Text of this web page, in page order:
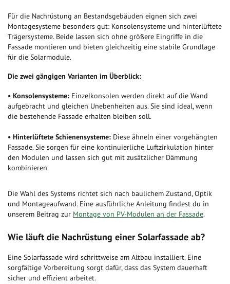
Für die Nachrüstung an Bestandsgebäuden eignen sich zwei
Montagesysteme besonders gut: Konsolensysteme und hinterlüftete
Trägersysteme. Beide lassen sich ohne größere Eingriffe in die
Fassade montieren und bieten gleichzeitig eine stabile Grundlage
für die Solarmodule.
Die zwei gängigen Varianten im Überblick:
• Konsolensysteme: Einzelkonsolen werden direkt auf die Wand
aufgebracht und gleichen Unebenheiten aus. Sie sind ideal, wenn
die bestehende Fassade erhalten bleiben soll.
• Hinterlüftete Schienensysteme: Diese ähneln einer vorgehängten
Fassade. Sie sorgen für eine kontinuierliche Luftzirkulation hinter
den Modulen und lassen sich gut mit zusätzlicher Dämmung
kombinieren.
Die Wahl des Systems richtet sich nach baulichem Zustand, Optik
und Montageaufwand. Eine ausführliche Anleitung findest du in
unserem Beitrag zur Montage von PV-Modulen an der Fassade.
Wie läuft die Nachrüstung einer Solarfassade ab?
Eine Solarfassade wird schrittweise am Altbau installiert. Eine
sorgfältige Vorbereitung sorgt dafür, dass das System dauerhaft
sicher und effizient arbeitet.